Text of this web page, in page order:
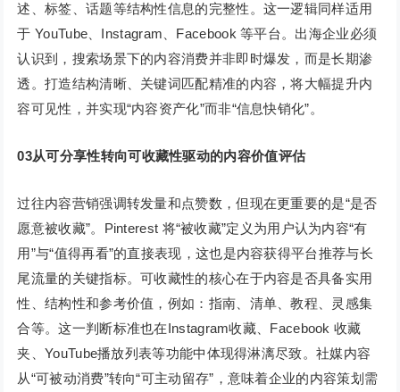
述、标签、话题等结构性信息的完整性。这一逻辑同样适用
于 YouTube、Instagram、Facebook 等平台。出海企业必须
认识到，搜索场景下的内容消费并非即时爆发，而是长期渗
透。打造结构清晰、关键词匹配精准的内容，将大幅提升内
容可见性，并实现“内容资产化”而非“信息快销化”。
03从可分享性转向可收藏性驱动的内容价值评估
过往内容营销强调转发量和点赞数，但现在更重要的是“是否
愿意被收藏”。Pinterest 将“被收藏”定义为用户认为内容“有
用”与“值得再看”的直接表现，这也是内容获得平台推荐与长
尾流量的关键指标。可收藏性的核心在于内容是否具备实用
性、结构性和参考价值，例如：指南、清单、教程、灵感集
合等。这一判断标准也在Instagram收藏、Facebook 收藏
夹、YouTube播放列表等功能中体现得淋漓尽致。社媒内容
从“可被动消费”转向“可主动留存”，意味着企业的内容策划需